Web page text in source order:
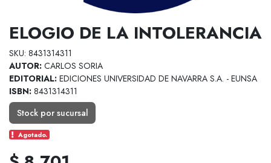
ELOGIO DE LA INTOLERANCIA
SKU: 8431314311
AUTOR: CARLOS SORIA
EDITORIAL: EDICIONES UNIVERSIDAD DE NAVARRA S.A. - EUNSA
ISBN: 8431314311
Stock por sucursal
Agotado.